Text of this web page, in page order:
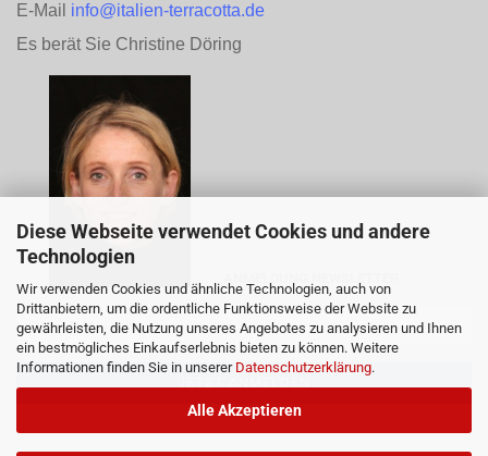
Diese Webseite verwendet Cookies und andere
Technologien
Wir verwenden Cookies und ähnliche Technologien, auch von
Drittanbietern, um die ordentliche Funktionsweise der Website zu
gewährleisten, die Nutzung unseres Angebotes zu analysieren und Ihnen
ein bestmögliches Einkaufserlebnis bieten zu können. Weitere
Informationen finden Sie in unserer Datenschutzerklärung.
Alle Akzeptieren
E-Mail info@italien-terracotta.de
Es berät Sie Christine Döring